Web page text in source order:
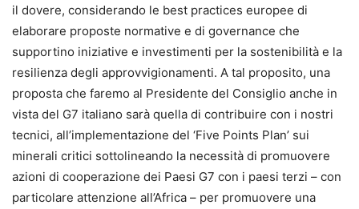
il dovere, considerando le best practices europee di
elaborare proposte normative e di governance che
supportino iniziative e investimenti per la sostenibilità e la
resilienza degli approvvigionamenti. A tal proposito, una
proposta che faremo al Presidente del Consiglio anche in
vista del G7 italiano sarà quella di contribuire con i nostri
tecnici, all’implementazione del ‘Five Points Plan’ sui
minerali critici sottolineando la necessità di promuovere
azioni di cooperazione dei Paesi G7 con i paesi terzi – con
particolare attenzione all’Africa – per promuovere una